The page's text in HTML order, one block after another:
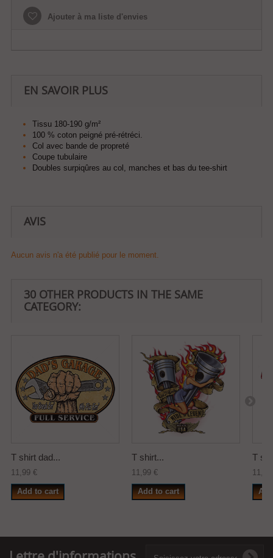
Ajouter à ma liste d'envies
EN SAVOIR PLUS
Tissu 180-190 g/m²
100 % coton peigné pré-rétréci.
Col avec bande de propreté
Coupe tubulaire
Doubles surpiqûres au col, manches et bas du tee-shirt
AVIS
Aucun avis n'a été publié pour le moment.
30 OTHER PRODUCTS IN THE SAME
CATEGORY:
T shirt dad...
11,99 €
Add to cart
T shirt...
11,99 €
Add to cart
T